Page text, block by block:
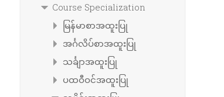
Course Specialization
မြန်မာစာအထူးပြု
အင်္ဂလိပ်စာအထူးပြု
သင်္ချာအထူးပြု
ပထဝီဝင်အထူးပြု